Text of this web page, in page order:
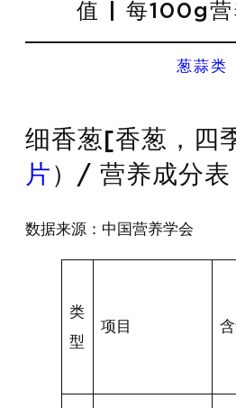
值 | 每100g营
葱蒜类
细香葱[香葱，四
片 ）/ 营养成分表
数据来源：中国营养学会
类
型
项目